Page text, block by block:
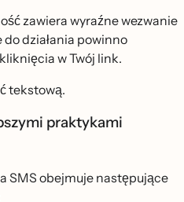
zawiera wyraźne wezwanie
do działania powinno
w Twój link.
tekstową.
praktykami
SMS obejmuje następujące